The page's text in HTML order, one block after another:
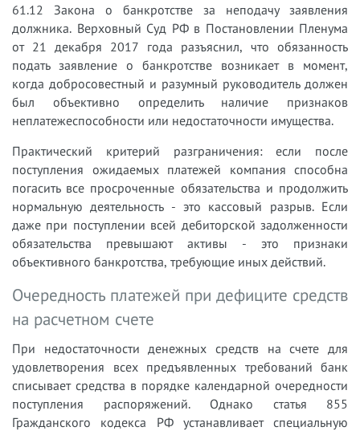
61.12 Закона о банкротстве за неподачу заявления
должника. Верховный Суд РФ в Постановлении Пленума
от 21 декабря 2017 года разъяснил, что обязанность
подать заявление о банкротстве возникает в момент,
когда добросовестный и разумный руководитель должен
был объективно определить наличие признаков
неплатежеспособности или недостаточности имущества.
Практический критерий разграничения: если после
поступления ожидаемых платежей компания способна
погасить все просроченные обязательства и продолжить
нормальную деятельность - это кассовый разрыв. Если
даже при поступлении всей дебиторской задолженности
обязательства превышают активы - это признаки
объективного банкротства, требующие иных действий.
Очередность платежей при дефиците средств
на расчетном счете
При недостаточности денежных средств на счете для
удовлетворения всех предъявленных требований банк
списывает средства в порядке календарной очередности
поступления распоряжений. Однако статья 855
Гражданского кодекса РФ устанавливает специальную